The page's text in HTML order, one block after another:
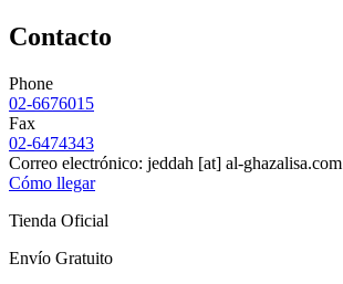
Contacto
Phone
02-6676015
Fax
02-6474343
Correo electrónico: jeddah [at] al-ghazalisa.com
Cómo llegar
Tienda Oficial
Envío Gratuito